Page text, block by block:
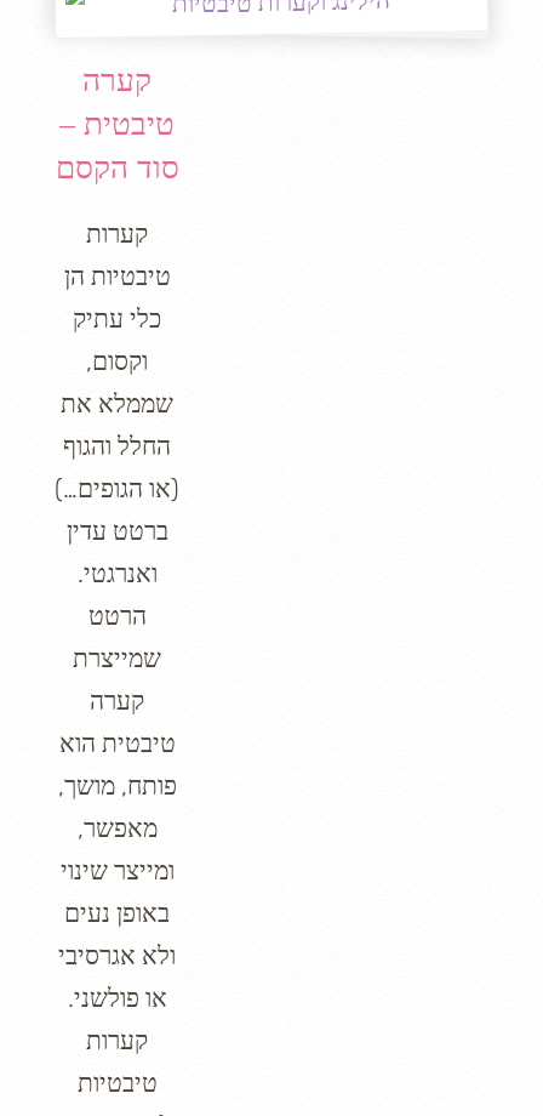
קערה
טיבטית –
סוד הקסם
קערות
טיבטיות הן
כלי עתיק
וקסום,
שממלא את
החלל והגוף
(או הגופים…)
ברטט עדין
ואנרגטי.
הרטט
שמייצרת
קערה
טיבטית הוא
פותח, מושך,
מאפשר,
ומייצר שינוי
באופן נעים
ולא אגרסיבי
או פולשני.
קערות
טיבטיות